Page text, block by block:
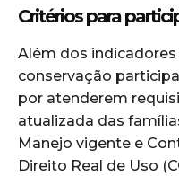
Critérios para
Além dos
conservação
por atenderem
atualizada das
Manejo vigente e
Direito Real de Uso